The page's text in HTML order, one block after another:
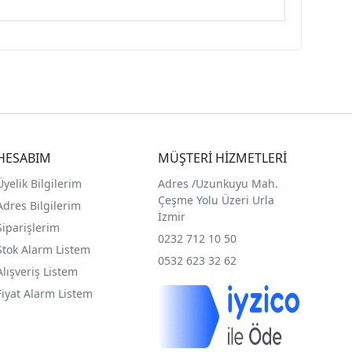
Bilgilerim
Bilgilerim
Alarm Listem
Listem
Alarm Listem
MÜŞTERİ HİZMETLERİ
Adres /Uzunkuyu Mah.
Çeşme Yolu Üzeri Urla
İzmir
0232 712 10 50
0532 623 32 62